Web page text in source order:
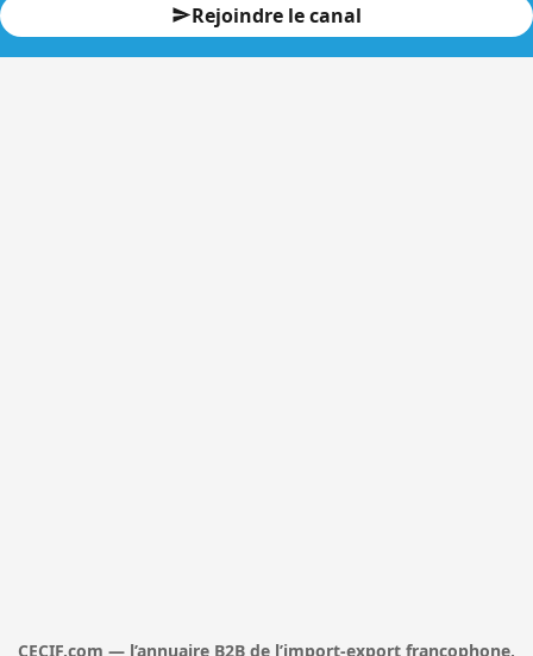
Rejoindre le canal
CECIF.com — l’annuaire B2B de l’import-export francophone,